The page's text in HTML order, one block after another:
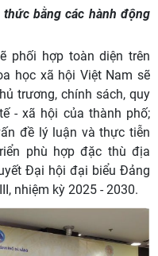
bằng các hành động
phối hợp toàn diện trên
học xã hội Việt Nam sẽ
trương, chính sách, quy
- xã hội của thành phố;
đề lý luận và thực tiễn
phù hợp đặc thù địa
Đại hội đại biểu Đảng
nhiệm kỳ 2025 - 2030.